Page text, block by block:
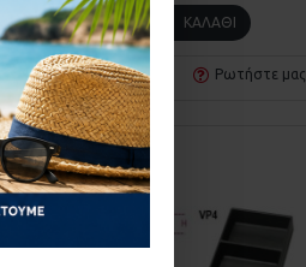
ΚΑΛΆΘΙ
Αγορά Ρωτήστε μας
ΚΑΤΌΠΙΝ ΠΑΡΑΓΓΕΛΊΑΣ